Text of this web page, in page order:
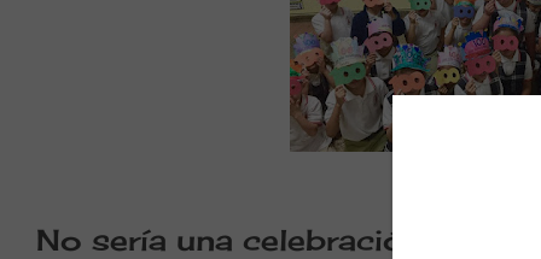
No sería una celebración sin